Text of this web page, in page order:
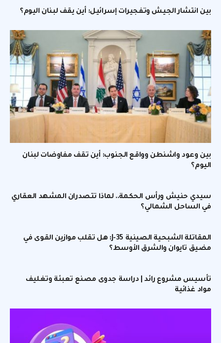
بين انتشار الجيش وتفجيرات إسرائيل: أين يقف لبنان اليوم؟
بين وعود واشنطن وواقع الجنوب: أين تقف مفاوضات لبنان
اليوم؟
سيدي حنيش ورأس الحكمة.. لماذا تتصدران المشهد العقاري
في الساحل الشمالي؟
المقاتلة الشبحية الصينية J-35: هل تقلب موازين القوى في
مضيق تايوان والشرق الأوسط؟
تأسيس مشروع رائد | دراسة جدوى مصنع تعبئة وتغليف
مواد غذائية